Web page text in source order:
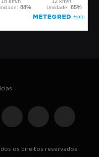
WhatsApp Telegrama TikTok
os direitos reservados.